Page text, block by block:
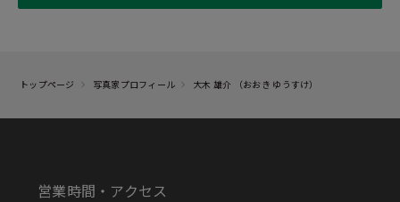
トップページ 写真家プロフィール 大木 雄介 （おおき ゆうすけ）
営業時間・アクセス